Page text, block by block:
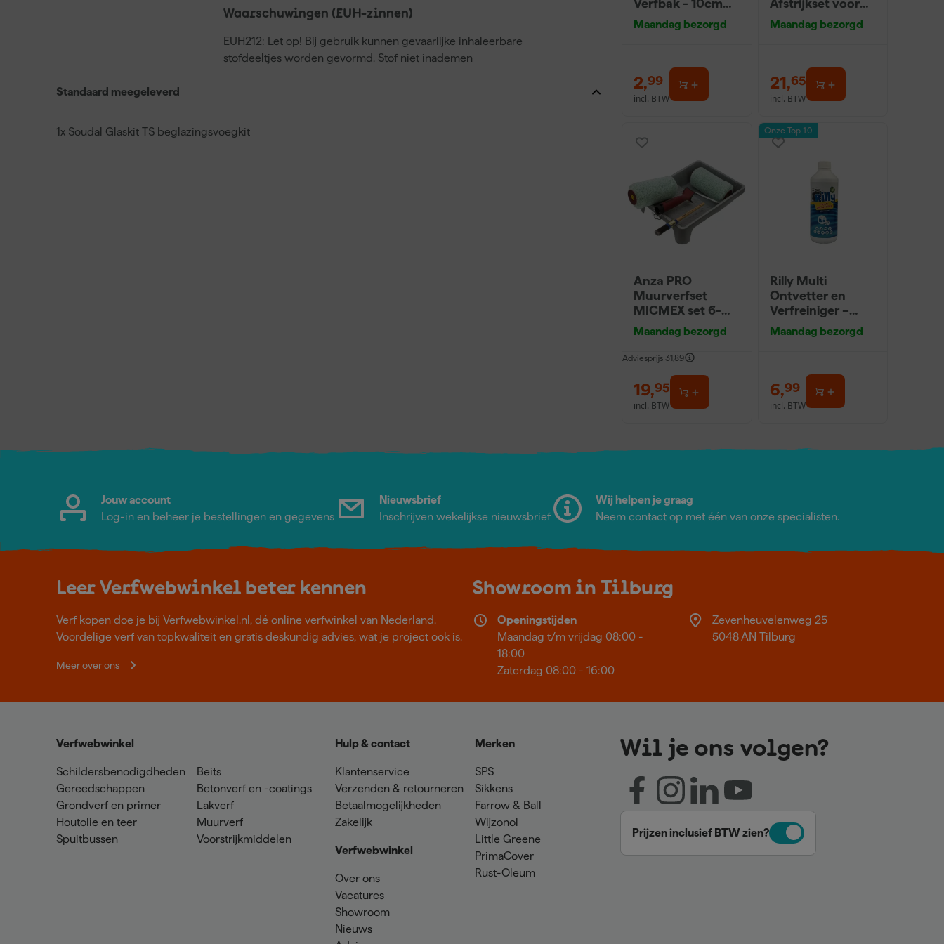
Waarschuwingen (EUH-zinnen)
EUH212: Let op! Bij gebruik kunnen gevaarlijke inhaleerbare
stofdeeltjes worden gevormd. Stof niet inademen
Standaard meegeleverd
1x Soudal Glaskit TS beglazingsvoegkit
Verfbak - 10cm
Roller - 15 x 32 cm
+ 5 inzetbakken
Maandag bezorgd
2,99
incl. BTW
Afstrijkset voor
voegen
Maandag bezorgd
21,65
incl. BTW
Anza PRO
Muurverfset
MICMEX set 6-
delig
Maandag bezorgd
Adviesprijs 31,89
19,95
incl. BTW
Onze Top 10
Rilly Multi
Ontvetter en
Verfreiniger –
0,5L
Maandag bezorgd
6,99
incl. BTW
Jouw account
Log-in en beheer je bestellingen en gegevens
Nieuwsbrief
Inschrijven wekelijkse nieuwsbrief
Wij helpen je graag
Neem contact op met één van onze specialisten.
Leer Verfwebwinkel beter kennen
Verf kopen doe je bij Verfwebwinkel.nl, dé online verfwinkel van Nederland.
Voordelige verf van topkwaliteit en gratis deskundig advies, wat je project ook is.
Meer over ons
Showroom in Tilburg
Openingstijden
Maandag t/m vrijdag 08:00 -
18:00
Zaterdag 08:00 - 16:00
Zevenheuvelenweg 25
5048 AN Tilburg
Verfwebwinkel
Schildersbenodigdheden
Gereedschappen
Grondverf en primer
Houtolie en teer
Spuitbussen
Beits
Betonverf en -coatings
Lakverf
Muurverf
Voorstrijkmiddelen
Hulp & contact
Klantenservice
Verzenden & retourneren
Betaalmogelijkheden
Zakelijk
Verfwebwinkel
Over ons
Vacatures
Showroom
Nieuws
Merken
SPS
Sikkens
Farrow & Ball
Wijzonol
Little Greene
PrimaCover
Rust-Oleum
Wil je ons volgen?
Prijzen inclusief BTW zien?